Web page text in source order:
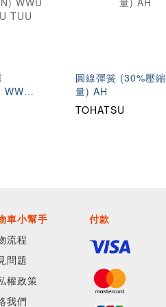
圓線彈簧 (30%壓縮
量) AH
TOHATSU
車小幫手 付款
流程
問題
權政策
我們